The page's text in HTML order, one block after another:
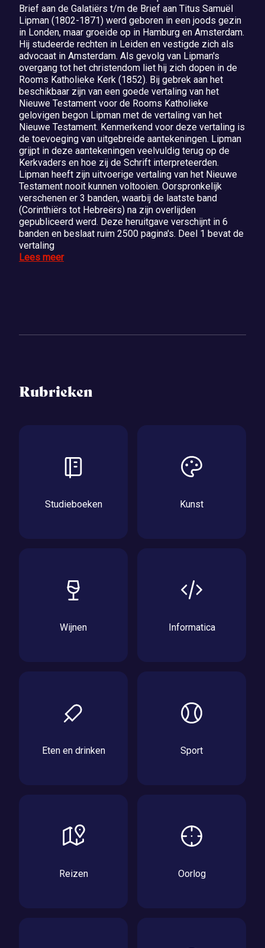
Brief aan de Galatiërs t/m de Brief aan Titus Samuël
Lipman (1802-1871) werd geboren in een joods gezin
in Londen, maar groeide op in Hamburg en Amsterdam.
Hij studeerde rechten in Leiden en vestigde zich als
advocaat in Amsterdam. Als gevolg van Lipman's
overgang tot het christendom liet hij zich dopen in de
Rooms Katholieke Kerk (1852). Bij gebrek aan het
beschikbaar zijn van een goede vertaling van het
Nieuwe Testament voor de Rooms Katholieke
gelovigen begon Lipman met de vertaling van het
Nieuwe Testament. Kenmerkend voor deze vertaling is
de toevoeging van uitgebreide aantekeningen. Lipman
grijpt in deze aantekeningen veelvuldig terug op de
Kerkvaders en hoe zij de Schrift interpreteerden.
Lipman heeft zijn uitvoerige vertaling van het Nieuwe
Testament nooit kunnen voltooien. Oorspronkelijk
verschenen er 3 banden, waarbij de laatste band
(Corinthiërs tot Hebreërs) na zijn overlijden
gepubliceerd werd. Deze heruitgave verschijnt in 6
banden en beslaat ruim 2500 pagina's. Deel 1 bevat de
vertaling
Lees meer
Rubrieken
Studieboeken Kunst
Wijnen Informatica
Eten en drinken Sport
Reizen Oorlog